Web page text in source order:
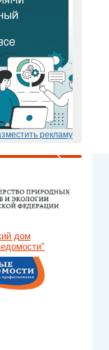
рекламу
дом